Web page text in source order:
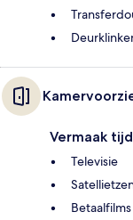
Vermaak
Televisie
Betaalfilms